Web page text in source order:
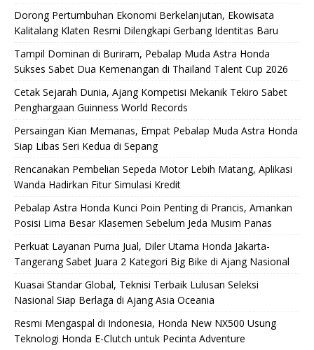
Dorong Pertumbuhan Ekonomi Berkelanjutan, Ekowisata
Kalitalang Klaten Resmi Dilengkapi Gerbang Identitas Baru
Tampil Dominan di Buriram, Pebalap Muda Astra Honda
Sukses Sabet Dua Kemenangan di Thailand Talent Cup 2026
Cetak Sejarah Dunia, Ajang Kompetisi Mekanik Tekiro Sabet
Penghargaan Guinness World Records
Persaingan Kian Memanas, Empat Pebalap Muda Astra Honda
Siap Libas Seri Kedua di Sepang
Rencanakan Pembelian Sepeda Motor Lebih Matang, Aplikasi
Wanda Hadirkan Fitur Simulasi Kredit
Pebalap Astra Honda Kunci Poin Penting di Prancis, Amankan
Posisi Lima Besar Klasemen Sebelum Jeda Musim Panas
Perkuat Layanan Purna Jual, Diler Utama Honda Jakarta-
Tangerang Sabet Juara 2 Kategori Big Bike di Ajang Nasional
Kuasai Standar Global, Teknisi Terbaik Lulusan Seleksi
Nasional Siap Berlaga di Ajang Asia Oceania
Resmi Mengaspal di Indonesia, Honda New NX500 Usung
Teknologi Honda E-Clutch untuk Pecinta Adventure